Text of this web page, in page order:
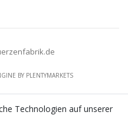
BY PLENTYMARKETS
Technologien auf unserer